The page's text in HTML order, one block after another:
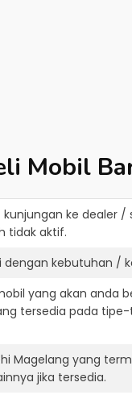
Mobil
ke dealer /
tidak aktif.
kebutuhan
yang akan
tersedia pada
Magelang yang
jika tersedia.